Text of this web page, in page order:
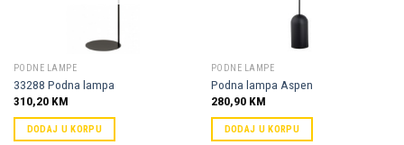
PODNE LAMPE
33288 Podna lampa
310,20 KM
DODAJ U KORPU
PODNE LAMPE
Podna lampa Aspen
280,90 KM
DODAJ U KORPU